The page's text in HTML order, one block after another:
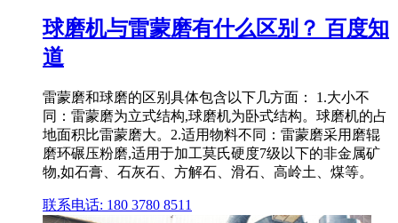
球磨机与雷蒙磨有什么区别？ 百度知
道
雷蒙磨和球磨的区别具体包含以下几方面： 1.大小不
同：雷蒙磨为立式结构,球磨机为卧式结构。球磨机的占
地面积比雷蒙磨大。2.适用物料不同：雷蒙磨采用磨辊
磨环碾压粉磨,适用于加工莫氏硬度7级以下的非金属矿
物,如石膏、石灰石、方解石、滑石、高岭土、煤等。
联系电话: 180 3780 8511